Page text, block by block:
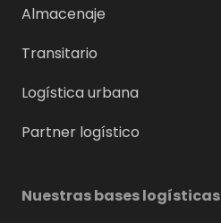
Almacenaje
Transitario
Logística urbana
Partner logístico
Nuestras bases logísticas